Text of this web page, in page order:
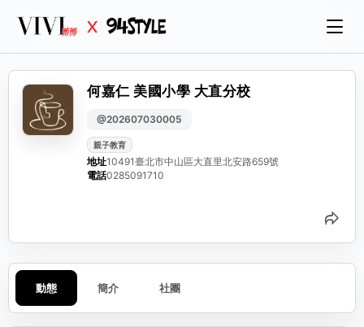
何嘉仁 美國小學 大直分校
@202607030005
親子教育
地址10491臺北市中山區大直里北安路659號
電話0285091710
分
動態 簡介 社團